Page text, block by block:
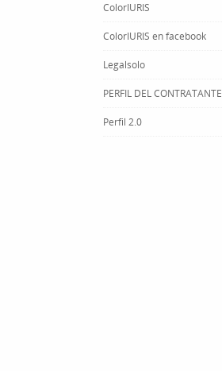
ColorIURIS
ColorIURIS en facebook
Legalsolo
PERFIL DEL CONTRATANTE
Perfil 2.0